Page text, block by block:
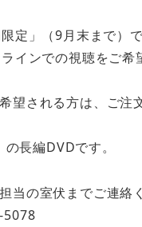
定」（9月末まで）
インでの視聴をご
望される方は、ご
長編DVDです。
担当の室伏までご連
5078